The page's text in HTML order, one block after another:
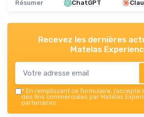
Résumer ChatGPT
Recevez les dernières
Matelas
* En remplissant ce formulaire, j’accepte
des fins commerciales par Matelas
partenaires.